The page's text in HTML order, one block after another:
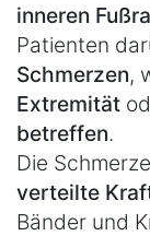
inneren
Patienten
Schmerzen,
Extremität
betreffen.
Die
verteilte
Bänder und